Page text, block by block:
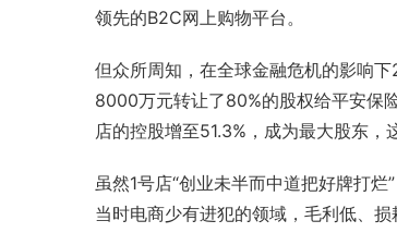
领先的B2C网上购物平台。
但众所周知，在全球金融危机的影响
8000万元转让了80%的股权给平安保
店的控股增至51.3%，成为最大股东，
虽然1号店“创业未半而中道把好牌打
当时电商少有进犯的领域，毛利低、